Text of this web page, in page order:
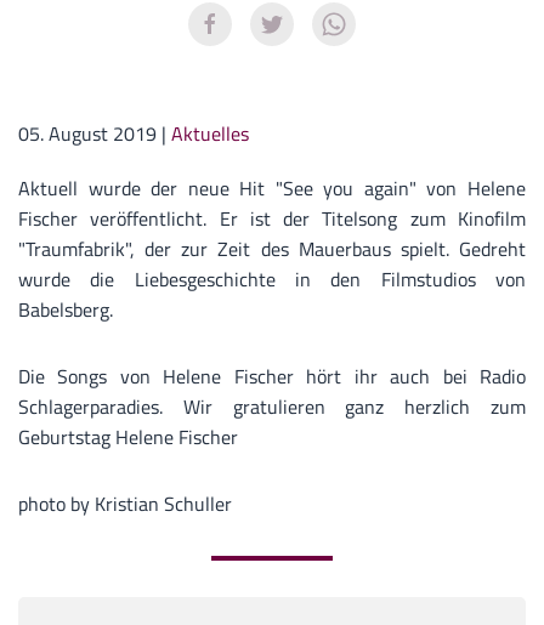
05. August 2019 | Aktuelles
Aktuell wurde der neue Hit "See you again" von Helene
Fischer veröffentlicht. Er ist der Titelsong zum Kinofilm
"Traumfabrik", der zur Zeit des Mauerbaus spielt. Gedreht
wurde die Liebesgeschichte in den Filmstudios von
Babelsberg.
Die Songs von Helene Fischer hört ihr auch bei Radio
Schlagerparadies. Wir gratulieren ganz herzlich zum
Geburtstag Helene Fischer
photo by Kristian Schuller